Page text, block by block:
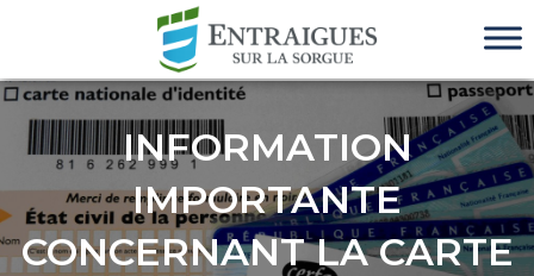
INFORMATION
IMPORTANTE
CONCERNANT LA CARTE